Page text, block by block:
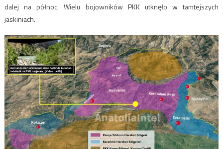
dalej na północ. Wielu bojowników PKK utknęło w tamtejszych
jaskiniach.